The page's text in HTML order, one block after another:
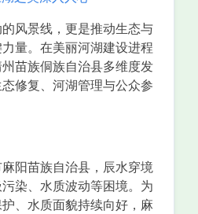
风景线，更是推动生态与
量。在美丽河湖建设进程
苗族侗族自治县多维度发
修复、河湖管理与公众参
阳苗族自治县，辰水穿境
染、水质波动等困境。为
、水质面貌持续向好，麻